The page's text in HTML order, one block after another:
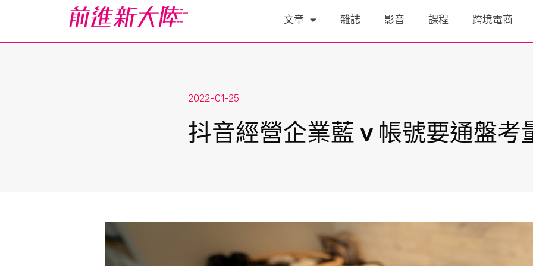
文章 雜誌 影音 課程 跨境電商
2022-01-25
抖音經營企業藍 v 帳號要通盤考